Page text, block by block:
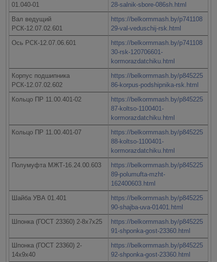
01.040-01
28-salnik-sbore-086sh.html
Вал ведущий
РСК-12.07.02.601
https://belkormmash.by/p741108
29-val-veduschij-rsk.html
Ось РСК-12.07.06.601
https://belkormmash.by/p741108
30-rsk-120706601-
kormorazdatchiku.html
Корпус подшипника
РСК-12.07.02.602
https://belkormmash.by/p845225
86-korpus-podshipnika-rsk.html
Кольцо ПР 11.00.401-02
https://belkormmash.by/p845225
87-koltso-1100401-
kormorazdatchiku.html
Кольцо ПР 11.00.401-07
https://belkormmash.by/p845225
88-koltso-1100401-
kormorazdatchiku.html
Полумуфта МЖТ-16.24.00.603
https://belkormmash.by/p845225
89-polumufta-mzht-
162400603.html
Шайба УВА 01.401
https://belkormmash.by/p845225
90-shajba-uva-01401.html
Шпонка (ГОСТ 23360) 2-8х7х25
https://belkormmash.by/p845225
91-shponka-gost-23360.html
Шпонка (ГОСТ 23360) 2-
14х9х40
https://belkormmash.by/p845225
92-shponka-gost-23360.html